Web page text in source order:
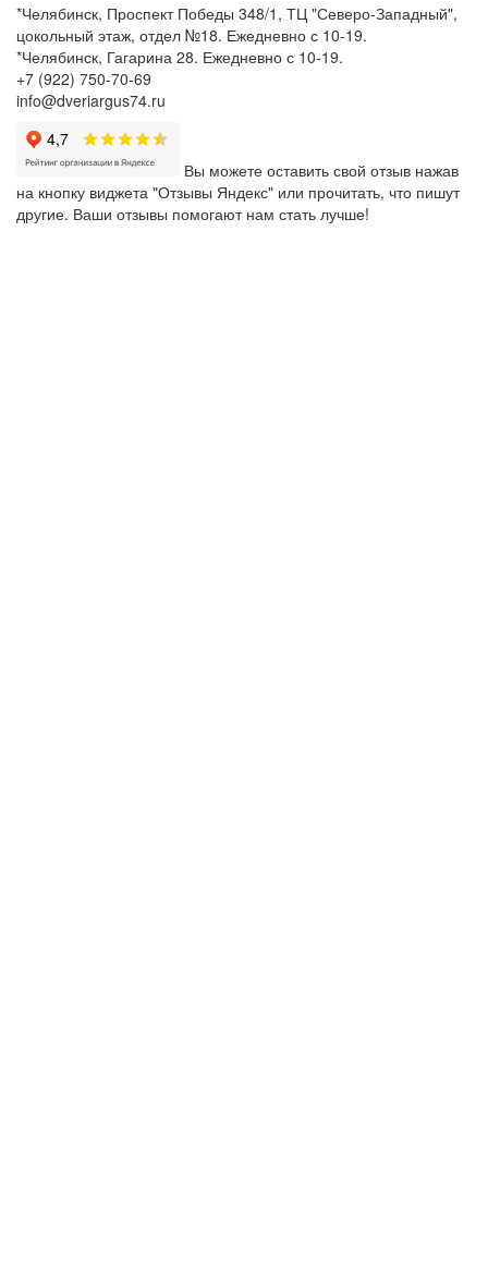
*Челябинск, Проспект Победы 348/1, ТЦ "Северо-Западный",
цокольный этаж, отдел №18. Ежедневно с 10-19.
*Челябинск, Гагарина 28. Ежедневно с 10-19.
+7 (922) 750-70-69
info@dveriargus74.ru
Вы можете оставить свой отзыв нажав
на кнопку виджета "Отзывы Яндекс" или прочитать, что пишут
другие. Ваши отзывы помогают нам стать лучше!